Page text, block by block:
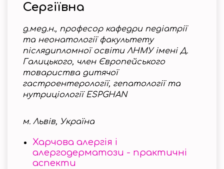
Сергіївна
д.мед.н., професор кафедри педіатрії
та неонатології факультету
післядипломної освіти ЛНМУ імені Д.
Галицького, член Європейського
товариства дитячої
гастроентерології, гепатології та
нутриціології ESPGHAN
м. Львів, Україна
Харчова алергія і
алергодерматози - практичні
аспекти